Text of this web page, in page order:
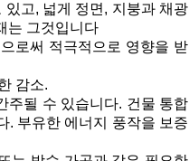
고, 넓게 정면, 지붕과 채광
는 그것입니다
로써 적극적으로 영향을 받
감소.
주될 수 있습니다. 건물 통합
. 부유한 에너지 풍작을 보증